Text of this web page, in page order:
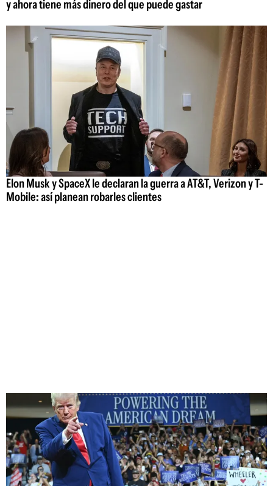
y ahora tiene más dinero del que puede gastar
Elon Musk y SpaceX le declaran la guerra a AT&T, Verizon y T-
Mobile: así planean robarles clientes